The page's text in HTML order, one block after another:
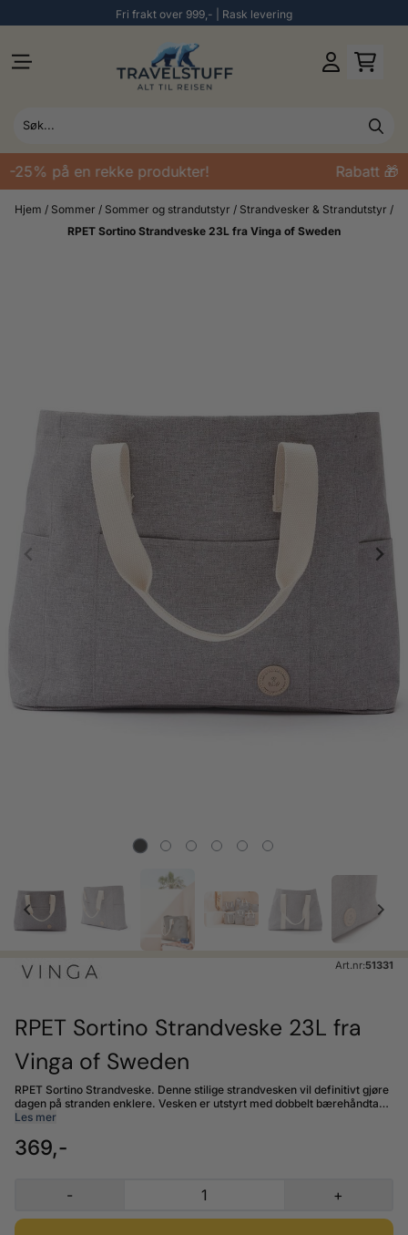
Fri frakt over 999,- | Rask levering
25% på en rekke produkter! Rabatt 🎁
Hjem / Sommer / Sommer og strandutstyr / Strandvesker & Strandutstyr /
RPET Sortino Strandveske 23L fra Vinga of Sweden
Art.nr:51331
RPET Sortino Strandveske 23L fra
Vinga of Sweden
RPET Sortino Strandveske. Denne stilige strandvesken vil definitivt gjøre
dagen på stranden enklere. Vesken er utstyrt med dobbelt bærehåndtak
og er laget av 50% resirkulert materiale fra PET-flasker. Strandvesken
glidelås som er egnet for verdisaker og tre mindre lommer på utsiden der
du kan lagre små ting som krever enkel tilgang. Posen er lett å tørke av
Les mer
369,-
- +